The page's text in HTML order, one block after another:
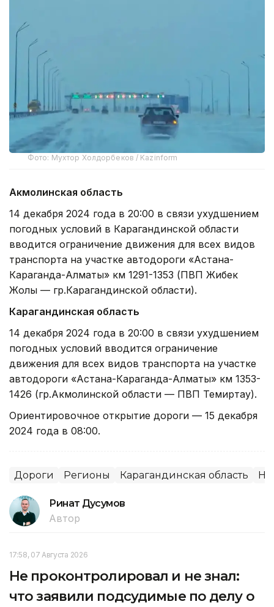
Фото: Мухтор Холдорбеков / Kazinform
Акмолинская область
14 декабря 2024 года в 20:00 в связи ухудшением
погодных условий в Карагандинской области
вводится ограничение движения для всех видов
транспорта на участке автодороги «Астана-
Караганда-Алматы» км 1291-1353 (ПВП Жибек
Жолы — гр.Карагандинской области).
Карагандинская область
14 декабря 2024 года в 20:00 в связи ухудшением
погодных условий вводится ограничение
движения для всех видов транспорта на участке
автодороги «Астана-Караганда-Алматы» км 1353-
1426 (гр.Акмолинской области — ПВП Темиртау).
Ориентировочное открытие дороги — 15 декабря
2024 года в 08:00.
Дороги Регионы Карагандинская область
Ринат Дусумов
Автор
17:58, 07 Августа 2026
Не проконтролировал и не знал:
что заявили подсудимые по делу о